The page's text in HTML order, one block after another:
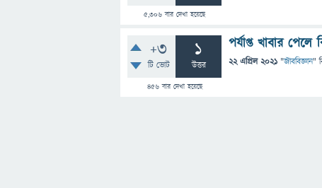
5,306 বার দেখা হয়েছে
+3
টি ভোট
1
উত্তর
456বার দেখা হয়েছে
পর্যাপ্ত খাবার
22 এপ্রিল 2021 "জীববিজ্ঞান"